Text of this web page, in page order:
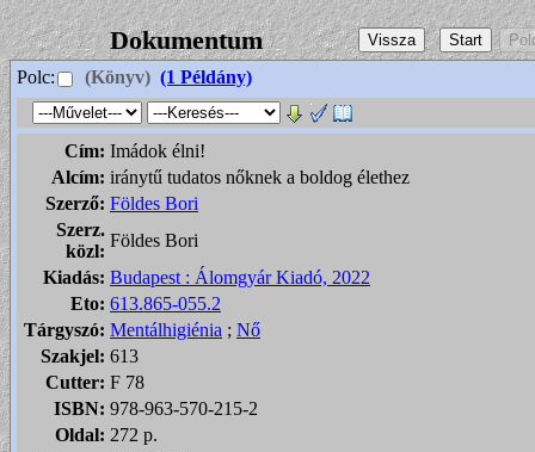
Dokumentum
Polc: (Könyv) (1 Példány)
Cím: Imádok élni!
Alcím: iránytű tudatos nőknek a boldog élethez
Szerző: Földes Bori
Szerz.
közl:
Földes Bori
Kiadás: Budapest : Álomgyár Kiadó, 2022
Eto: 613.865-055.2
Tárgyszó: Mentálhigiénia ; Nő
Szakjel: 613
Cutter: F 78
ISBN: 978-963-570-215-2
Oldal: 272 p.